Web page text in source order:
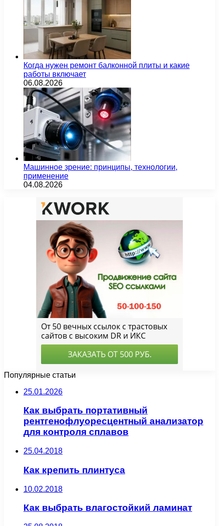
Когда нужен ремонт балконной плиты и какие
работы включает
06.08.2026
Машинное зрение: принципы, технологии,
применение
04.08.2026
Популярные статьи
25.01.2026
Как выбрать портативный
рентгенофлуоресцентный анализатор
для контроля сплавов
25.04.2018
Как крепить плинтуса
10.02.2018
Как выбрать влагостойкий ламинат